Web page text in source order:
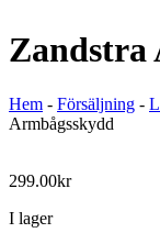
Zandstra
Hem - Försäljning -
Armbågsskydd
299.00kr
I lager